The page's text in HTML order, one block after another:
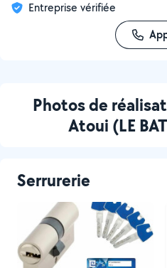
Entreprise vérifiée
Photos de
Atoui (LE
Serrurerie